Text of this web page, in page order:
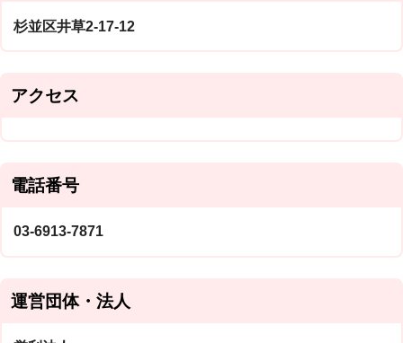
杉並区井草2-17-12
アクセス
電話番号
03-6913-7871
運営団体・法人